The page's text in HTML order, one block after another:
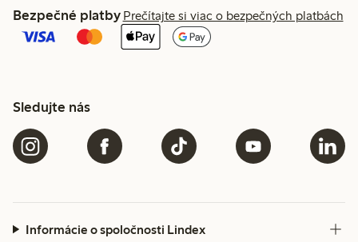
Bezpečné platby Prečítajte si viac o bezpečných platbách
Sledujte nás
Informácie o spoločnosti Lindex